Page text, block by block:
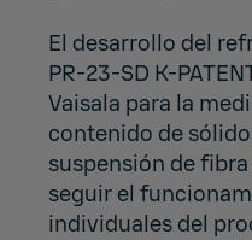
El desarrollo del
PR-23-SD K-
Vaisala para la
contenido de
suspensión de
seguir el
individuales del